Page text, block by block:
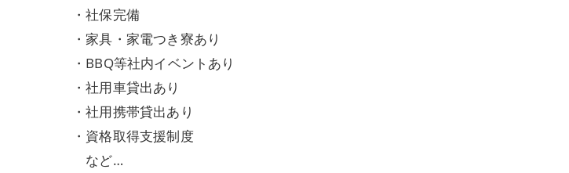
・社保完備
・家具・家電つき寮あり
・BBQ等社内イベントあり
・社用車貸出あり
・社用携帯貸出あり
・資格取得支援制度
など…